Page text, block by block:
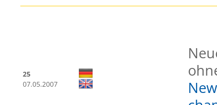
25
07.05.2007